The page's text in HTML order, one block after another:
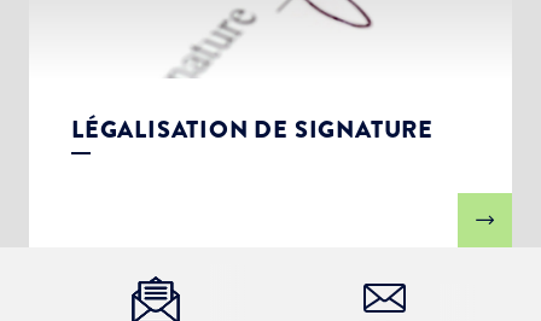
LÉGALISATION DE SIGNATURE